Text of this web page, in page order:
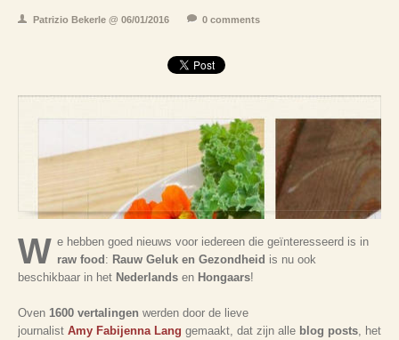
Patrizio Bekerle @ 06/01/2016 0 comments
W e hebben goed nieuws voor iedereen die geïnteresseerd is in
raw food: Rauw Geluk en Gezondheid is nu ook
beschikbaar in het Nederlands en Hongaars!
Oven 1600 vertalingen werden door de lieve
journalist Amy Fabijenna Lang gemaakt, dat zijn alle blog posts , het